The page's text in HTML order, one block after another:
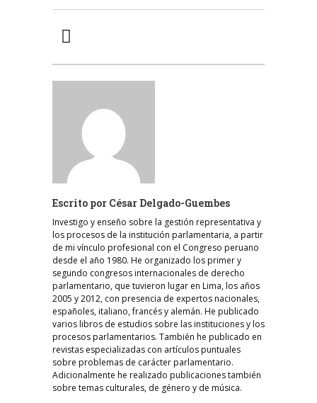
Escrito por César Delgado-Guembes
Investigo y enseño sobre la gestión representativa y
los procesos de la institución parlamentaria, a partir
de mi vínculo profesional con el Congreso peruano
desde el año 1980. He organizado los primer y
segundo congresos internacionales de derecho
parlamentario, que tuvieron lugar en Lima, los años
2005 y 2012, con presencia de expertos nacionales,
españoles, italiano, francés y alemán. He publicado
varios libros de estudios sobre las instituciones y los
procesos parlamentarios. También he publicado en
revistas especializadas con artículos puntuales
sobre problemas de carácter parlamentario.
Adicionalmente he realizado publicaciones también
sobre temas culturales, de género y de música.